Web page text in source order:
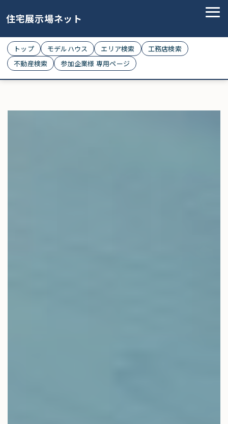
住宅展示場ネット
トップ モデルハウス エリア検索
工務店検索
不動産検索
参加企業様 専用ページ